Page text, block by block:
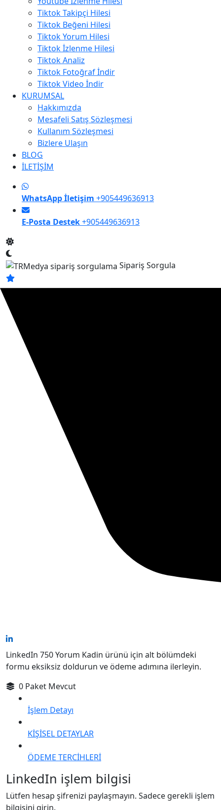
Tiktok Takipçi Hilesi
Tiktok Beğeni Hilesi
Tiktok Yorum Hilesi
Tiktok İzlenme Hilesi
Tiktok Analiz
Tiktok Fotoğraf İndir
Tiktok Video İndir
KURUMSAL
Hakkımızda
Mesafeli Satış Sözleşmesi
Kullanım Sözleşmesi
Bizlere Ulaşın
BLOG
İLETİŞİM
WhatsApp İletişim +905449636913
E-Posta Destek+905449636913
Sipariş Sorgula
LinkedIn 750 Yorum Kadin ürünü için alt bölümdeki
formu eksiksiz doldurun ve ödeme adımına ilerleyin.
0 Paket Mevcut
İşlem Detayı
KİŞİSEL DETAYLAR
ÖDEME TERCİHLERİ
LinkedIn işlem bilgisi
Lütfen hesap şifrenizi paylaşmayın. Sadece gerekli işlem
bilgisini girin.